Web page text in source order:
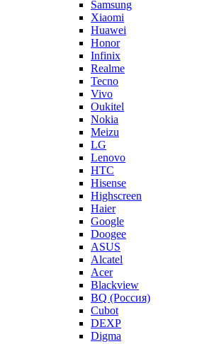
Samsung
Xiaomi
Huawei
Honor
Infinix
Realme
Tecno
Vivo
Oukitel
Nokia
Meizu
LG
Lenovo
HTC
Hisense
Highscreen
Haier
Google
Doogee
ASUS
Alcatel
Acer
Blackview
BQ (Россия)
Cubot
DEXP
Digma